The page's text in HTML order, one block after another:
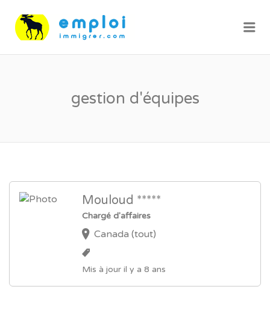
gestion d'équipes
Mouloud *****
Chargé d'affaires
Canada (tout)
Mis à jour il y a 8 ans